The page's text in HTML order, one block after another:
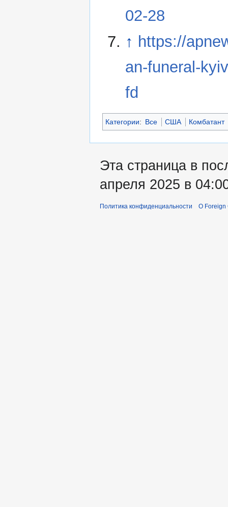
02-28
↑ https://
an-funeral-
fd
Категории: Все США Комбатант
Эта страница в
апреля 2025 в
Политика конфиденциальности О Foreign